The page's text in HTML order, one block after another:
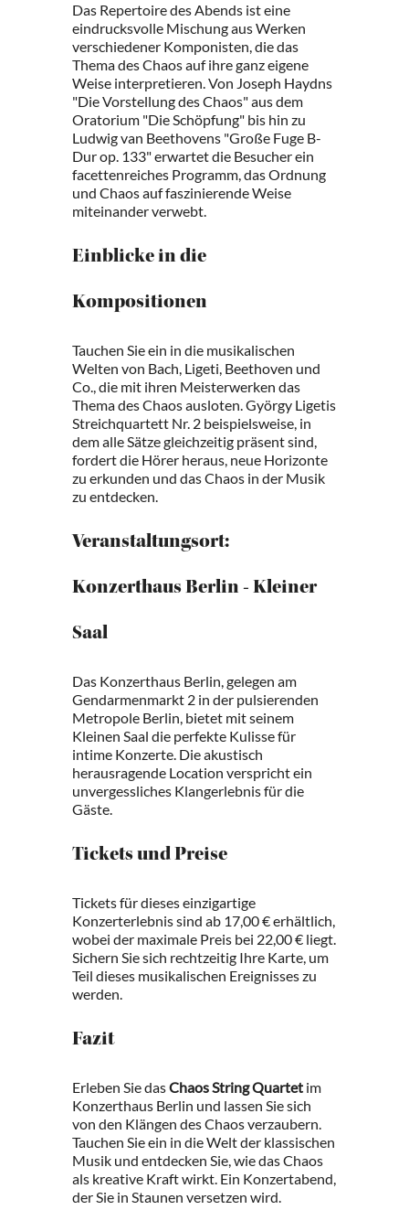
Das Repertoire des Abends ist eine
eindrucksvolle Mischung aus Werken
verschiedener Komponisten, die das
Thema des Chaos auf ihre ganz eigene
Weise interpretieren. Von Joseph Haydns
"Die Vorstellung des Chaos" aus dem
Oratorium "Die Schöpfung" bis hin zu
Ludwig van Beethovens "Große Fuge B-
Dur op. 133" erwartet die Besucher ein
facettenreiches Programm, das Ordnung
und Chaos auf faszinierende Weise
miteinander verwebt.
Einblicke in die
Kompositionen
Tauchen Sie ein in die musikalischen
Welten von Bach, Ligeti, Beethoven und
Co., die mit ihren Meisterwerken das
Thema des Chaos ausloten. György Ligetis
Streichquartett Nr. 2 beispielsweise, in
dem alle Sätze gleichzeitig präsent sind,
fordert die Hörer heraus, neue Horizonte
zu erkunden und das Chaos in der Musik
zu entdecken.
Veranstaltungsort:
Konzerthaus Berlin - Kleiner
Saal
Das Konzerthaus Berlin, gelegen am
Gendarmenmarkt 2 in der pulsierenden
Metropole Berlin, bietet mit seinem
Kleinen Saal die perfekte Kulisse für
intime Konzerte. Die akustisch
herausragende Location verspricht ein
unvergessliches Klangerlebnis für die
Gäste.
Tickets und Preise
Tickets für dieses einzigartige
Konzerterlebnis sind ab 17,00 € erhältlich,
wobei der maximale Preis bei 22,00 € liegt.
Sichern Sie sich rechtzeitig Ihre Karte, um
Teil dieses musikalischen Ereignisses zu
werden.
Fazit
Erleben Sie dasChaos String Quartet im
Konzerthaus Berlin und lassen Sie sich
von den Klängen des Chaos verzaubern.
Tauchen Sie ein in die Welt der klassischen
Musik und entdecken Sie, wie das Chaos
als kreative Kraft wirkt. Ein Konzertabend,
der Sie in Staunen versetzen wird.